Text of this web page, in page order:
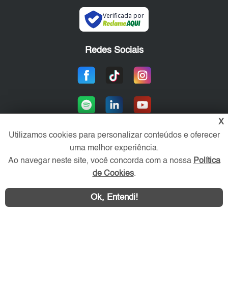
WhatsApp Contatar
Verificada por
Redes Sociais
Área exclusiva aos anunciantes,
acesse sua conta:
X
Utilizamos cookies para personalizar conteúdos e oferecer
uma melhor experiência.
Ao navegar neste site, você concorda com a nossa Política
de Cookies.
Ok, Entendi!